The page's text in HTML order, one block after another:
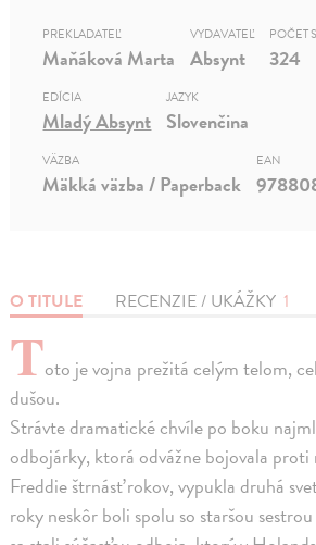
O TITULE RECENZIE / UKÁŽKY 1
Toto je vojna prežitá celým telom,
dušou.
Strávte dramatické chvíle po boku
odbojárky, ktorá odvážne bojovala proti
Freddie štrnásť rokov, vypukla druhá
roky neskôr boli spolu so staršou
PREKLADATEĽ
Maňáková Marta
VYDAVATEĽ
Absynt
POČET
324
EDÍCIA
Mladý Absynt
JAZYK
Slovenčina
VÄZBA
Mäkká väzba / Paperback
EAN